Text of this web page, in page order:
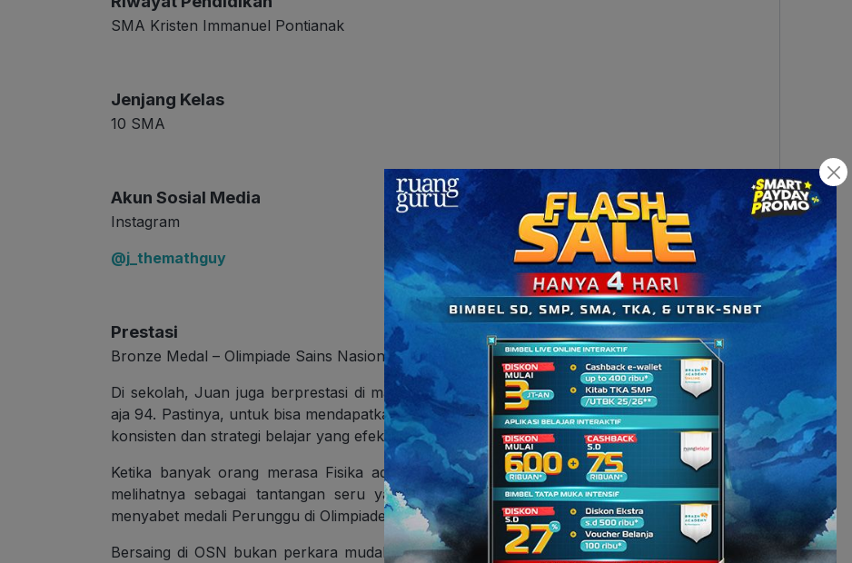
SMA Kristen Immanuel Pontianak
Jenjang Kelas
10 SMA
Akun Sosial Media
Instagram
@j_themathguy
Prestasi
Bronze Medal – Olimpiade Sains Nasional Bidang Fisika 2024
Di sekolah, Juan juga berprestasi di mata pelajaran yang lain, loh. Nilai rata-rata rapor-nya
aja 94. Pastinya, untuk bisa mendapatkan nilai rata-rata rapor sebagus itu, butuh usaha yang
konsisten dan strategi belajar yang efektif, ya.
Ketika banyak orang merasa Fisika adalah pelajaran yang rumit dan penuh rumus, Juan
melihatnya sebagai tantangan seru yang harus ditaklukkan. Di tahun ini, Juan berhasil
menyabet medali Perunggu di Olimpiade Sain Nasional (OSN) Bidang Fisika.
Bersaing di OSN bukan perkara mudah, lho. Ribuan siswa berbakat dari seluruh Indonesia